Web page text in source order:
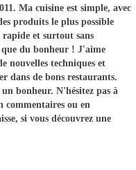
Ma cuisine est simple, avec
produits le plus possible
et surtout sans
du bonheur ! J'aime
nouvelles techniques et
dans de bons restaurants.
bonheur. N'hésitez pas à
commentaires ou en
si vous découvrez une